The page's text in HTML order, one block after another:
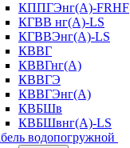
КППГЭнг(А)-FRHF
КГВВ нг(А)-LS
КГВВЭнг(А)-LS
КВВГ
КВВГнг(А)
КВВГЭ
КВВГЭнг(А)
КВБШв
КВБШвнг(А)-LS
водопогружной